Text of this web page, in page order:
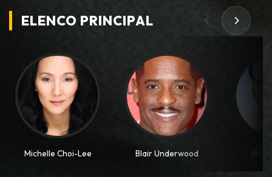
ELENCO PRINCIPAL
Michelle Choi-Lee Blair Underwood